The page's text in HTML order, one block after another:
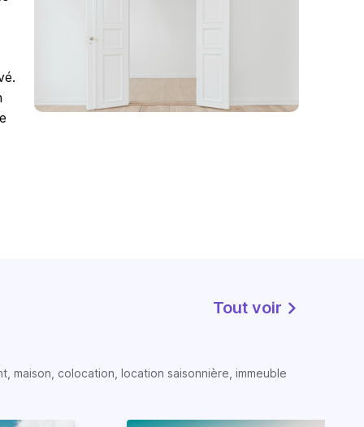
Tout voir
maison, colocation, location saisonnière, immeuble